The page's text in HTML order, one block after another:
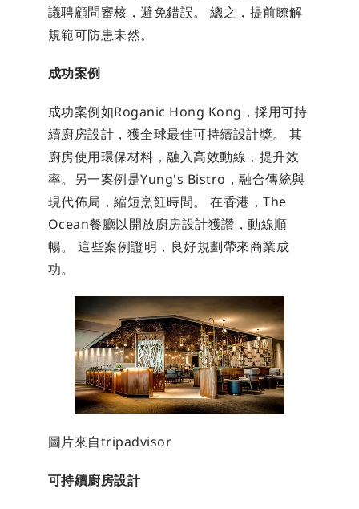
議聘顧問審核，避免錯誤。 總之，提前瞭解
規範可防患未然。
成功案例
成功案例如Roganic Hong Kong，採用可持
續廚房設計，獲全球最佳可持續設計獎。 其
廚房使用環保材料，融入高效動線，提升效
率。另一案例是Yung's Bistro，融合傳統與
現代佈局，縮短烹飪時間。 在香港，The
Ocean餐廳以開放廚房設計獲讚，動線順
暢。 這些案例證明，良好規劃帶來商業成
功。
圖片來自tripadvisor
可持續廚房設計